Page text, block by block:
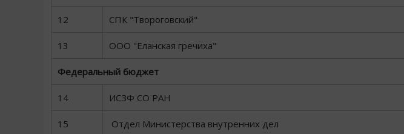
12 СПК "Твороговский"
13 ООО "Еланская гречиха"
Федеральный бюджет
14 ИСЗФ СО РАН
15
Отдел Министерства внутренних дел